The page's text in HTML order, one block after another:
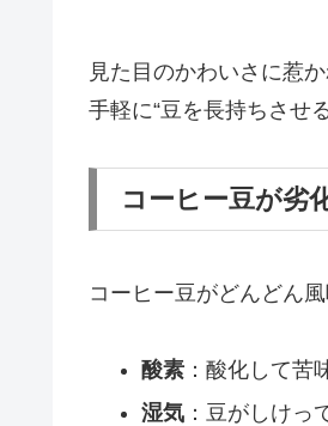
見た目のかわいさに惹
手軽に“豆を長持ちさせ
コーヒー豆が劣
コーヒー豆がどんどん
酸素：酸化して苦
湿気：豆がしけっ